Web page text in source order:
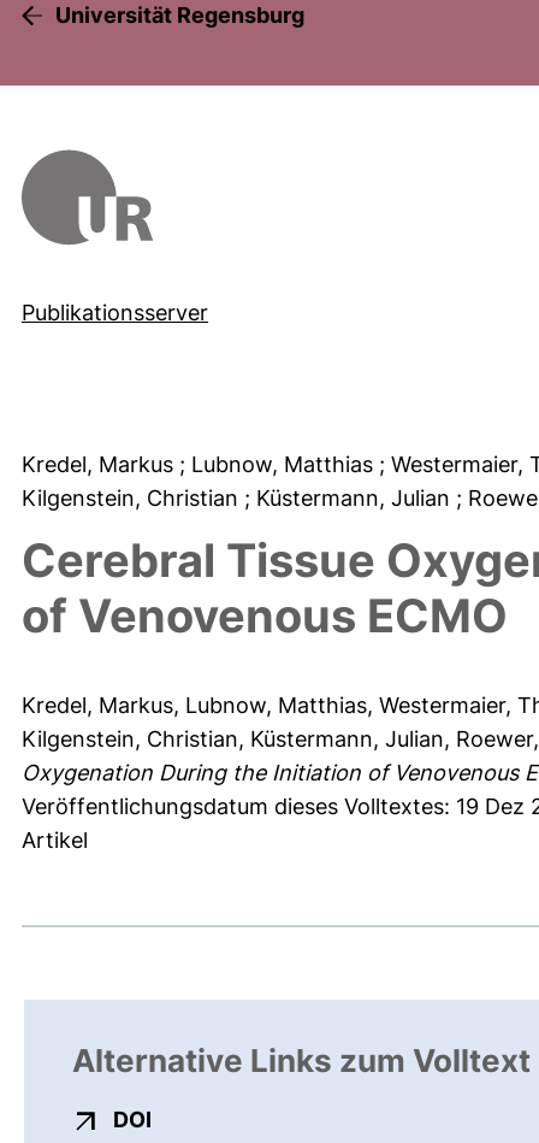
Universität Regensburg
Publikationsserver
Kredel, Markus ; Lubnow, Matthias ; Westermaier,
Kilgenstein, Christian ; Küstermann, Julian ;
Cerebral Tissue
of Venovenous ECMO
Kredel, Markus, Lubnow, Matthias, Westermaier,
Kilgenstein, Christian, Küstermann, Julian,
Oxygenation During the Initiation of Venovenous
Veröffentlichungsdatum dieses Volltextes: 19 Dez
Artikel
Alternative Links zum Volltext
DOI